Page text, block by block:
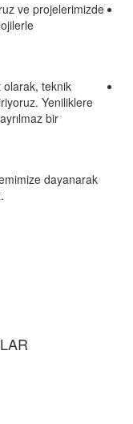
ve projelerimizde
olarak, teknik
Yeniliklere
bir
dayanarak